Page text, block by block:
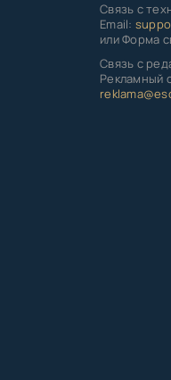
Связь с
Email:
или Форма
Связь с
Рекламный